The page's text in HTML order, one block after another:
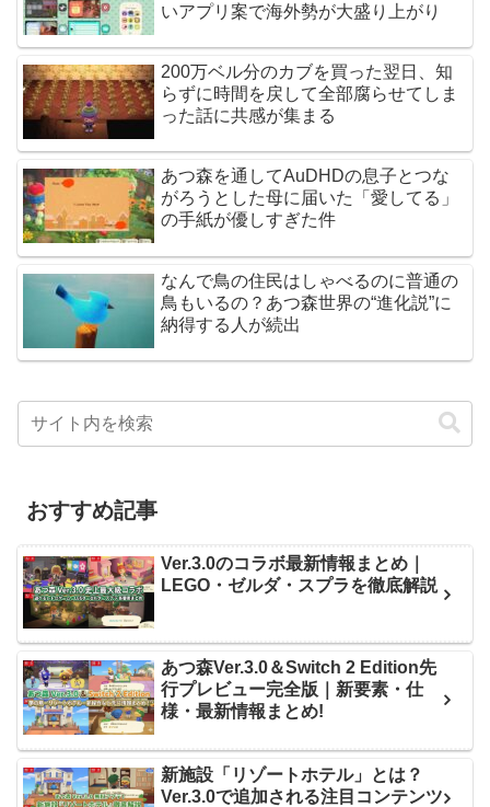
いアプリ案で海外勢が大盛り上がり
200万ベル分のカブを買った翌日、知
らずに時間を戻して全部腐らせてしま
った話に共感が集まる
あつ森を通してAuDHDの息子とつな
がろうとした母に届いた「愛してる」
の手紙が優しすぎた件
なんで鳥の住民はしゃべるのに普通の
鳥もいるの？あつ森世界の“進化説”に
納得する人が続出
おすすめ記事
Ver.3.0のコラボ最新情報まとめ｜
LEGO・ゼルダ・スプラを徹底解説
あつ森Ver.3.0＆Switch 2 Edition先
行プレビュー完全版｜新要素・仕
様・最新情報まとめ!
新施設「リゾートホテル」とは？
Ver.3.0で追加される注目コンテンツ